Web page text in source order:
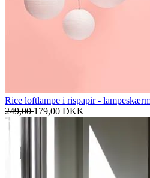
Rice loftlampe i rispapir -
249,00179,00 DKK